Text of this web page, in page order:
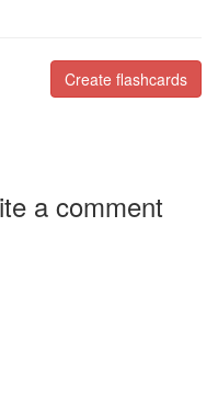
Create flashcards
a comment